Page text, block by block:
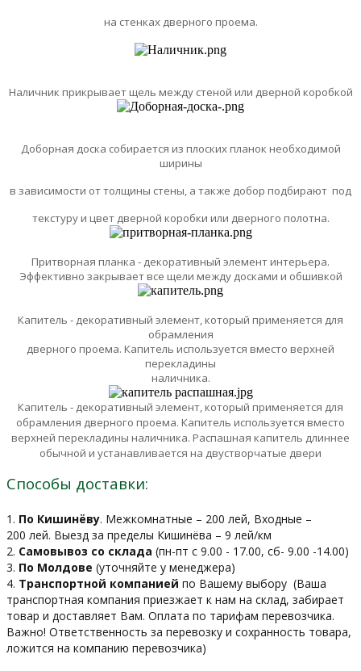
на стенках дверного проема.
Наличник прикрывает щель между стеной или дверной коробкой
Доборная доска собирается из плоских планок необходимой
ширины
в зависимости от толщины стены, а также добор подбирают под
текстуру и цвет дверной коробки или дверного полотна.
Притворная планка - декоративный элемент интерьера.
Эффективно закрывает все щели между досками и обшивкой
Капитель - декоративный элемент, который применяется для
обрамления
дверного проема. Капитель используется вместо верхней
перекладины
наличника.
Капитель - декоративный элемент, который применяется для
обрамления дверного проема. Капитель используется вместо
верхней перекладины наличника. Распашная капитель длиннее
обычной и устанавливается на двустворчатые двери
Способы доставки:
1. По Кишинёву. Межкомнатные – 200 лей, Входные –
200 лей. Выезд за пределы Кишинёва – 9 лей/км
2. Самовывоз со склада (пн-пт с 9.00 - 17.00, сб- 9.00 -14.00)
3. По Молдове (уточняйте у менеджера)
4. Транспортной компанией по Вашему выбору (Ваша
транспортная компания приезжает к нам на склад, забирает
товар и доставляет Вам. Оплата по тарифам перевозчика.
Важно! Ответственность за перевозку и сохранность товара,
ложится на компанию перевозчика)